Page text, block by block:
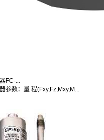
FC-...
参数：量 程(Fxy,Fz,Mxy,M...